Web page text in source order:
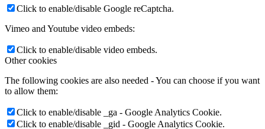
Click to enable/disable Google reCaptcha.
Vimeo and Youtube video embeds:
Click to enable/disable video embeds.
Other cookies
The following cookies are also needed - You can choose if you want
to allow them:
Click to enable/disable _ga - Google Analytics Cookie.
Click to enable/disable _gid - Google Analytics Cookie.